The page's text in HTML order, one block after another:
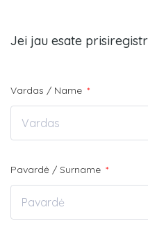
Jei jau esate
Vardas / Name *
Pavardė / Surname *